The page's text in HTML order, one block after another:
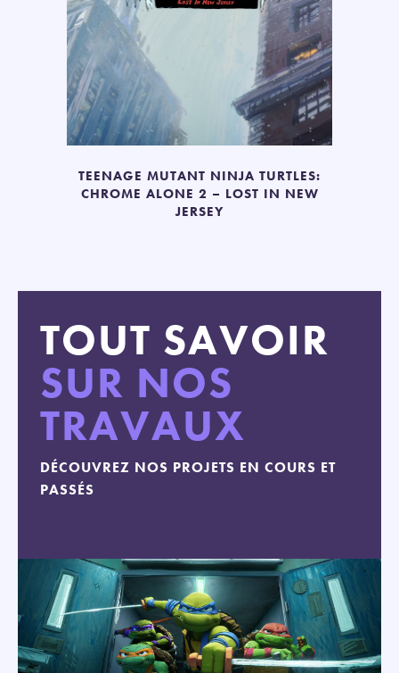
TEENAGE MUTANT NINJA TURTLES:
CHROME ALONE 2 – LOST IN NEW
JERSEY
TOUT SAVOIR
SUR NOS
TRAVAUX
DÉCOUVREZ NOS PROJETS EN COURS ET
PASSÉS